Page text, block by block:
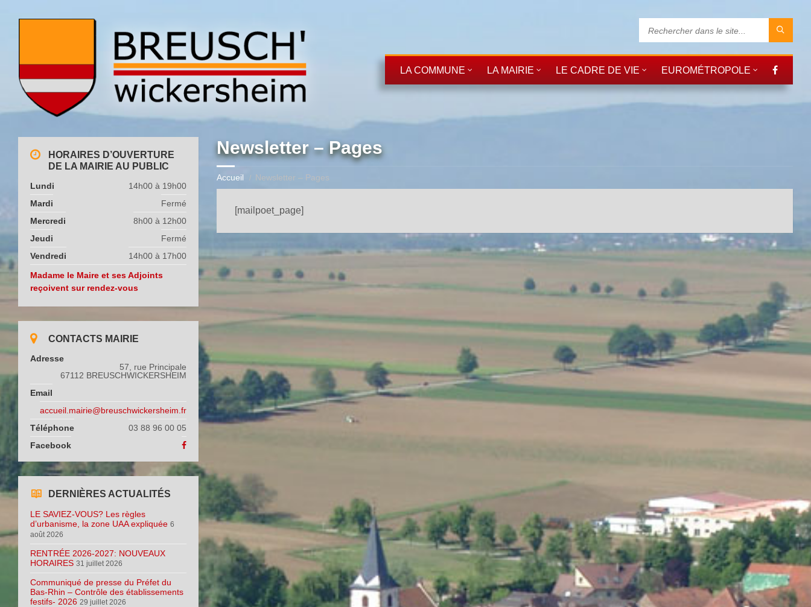
LA COMMUNE LA MAIRIE LE CADRE DE VIE EUROMÉTROPOLE
Newsletter – Pages
Accueil Newsletter – Pages
[mailpoet_page]
HORAIRES D’OUVERTURE
DE LA MAIRIE AU PUBLIC
Lundi
14h00 à 19h00
Mardi
Fermé
Mercredi
8h00 à 12h00
Jeudi
Fermé
Vendredi
14h00 à 17h00
Madame le Maire et ses Adjoints
reçoivent sur rendez-vous
CONTACTS MAIRIE
Adresse
57, rue Principale
67112 BREUSCHWICKERSHEIM
Email
accueil.mairie@breuschwickersheim.fr
Téléphone
03 88 96 00 05
Facebook
DERNIÈRES ACTUALITÉS
LE SAVIEZ-VOUS? Les règles
d’urbanisme, la zone UAA expliquée 6
août 2026
RENTRÉE 2026-2027: NOUVEAUX
HORAIRES 31 juillet 2026
Communiqué de presse du Préfet du
Bas-Rhin – Contrôle des établissements
festifs- 2026 29 juillet 2026